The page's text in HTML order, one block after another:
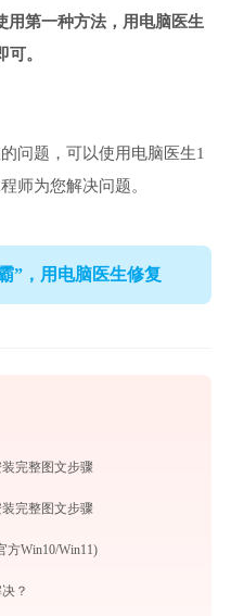
用第一种方法，用电脑医生
。
问题，可以使用电脑医生1
师为您解决问题。
”，用电脑医生修复
完整图文步骤
完整图文步骤
方Win10/Win11)
？